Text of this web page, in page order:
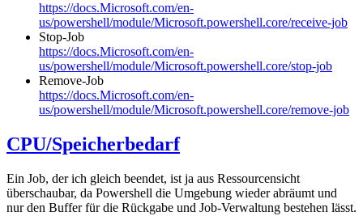
https://docs.Microsoft.com/en-
us/powershell/module/Microsoft.powershell.core/receive-job
Stop-Job
https://docs.Microsoft.com/en-
us/powershell/module/Microsoft.powershell.core/stop-job
Remove-Job
https://docs.Microsoft.com/en-
us/powershell/module/Microsoft.powershell.core/remove-job
CPU/Speicherbedarf
Ein Job, der ich gleich beendet, ist ja aus Ressourcensicht
überschaubar, da Powershell die Umgebung wieder abräumt und
nur den Buffer für die Rückgabe und Job-Verwaltung bestehen lässt.